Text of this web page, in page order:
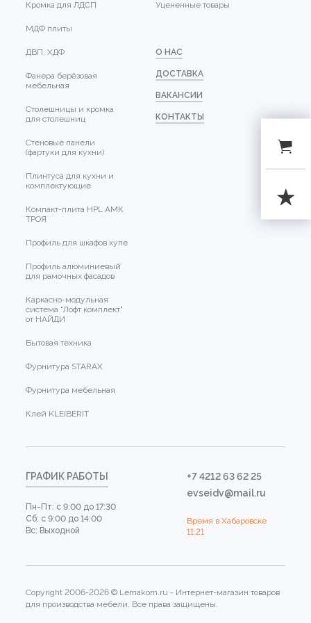
Кромка для ЛДСП
МДФ плиты
ДВП, ХДФ
Фанера берёзовая
мебельная
Столешницы и кромка
для столешниц
Стеновые панели
(фартуки для кухни)
Плинтуса для кухни и
комплектующие
Компакт-плита HPL АМК
ТРОЯ
Профиль для шкафов купе
Профиль алюминиевый
для рамочных фасадов
Каркасно-модульная
система "Лофт комплект"
от НАЙДИ
Бытовая техника
Фурнитура STARAX
Фурнитура мебельная
Клей KLEIBERIT
Уцененные товары
О НАС
ДОСТАВКА
ВАКАНСИИ
КОНТАКТЫ
ГРАФИК РАБОТЫ
Пн-Пт: с 9:00 до 17:30
Сб: с 9:00 до 14:00
Вс: Выходной
+7 4212 63 62 25
evseidv@mail.ru
Время в Хабаровске
11:21
Copyright 2006-2026 © Lemakom.ru - Интернет-магазин товаров
для производства мебели. Все права защищены.